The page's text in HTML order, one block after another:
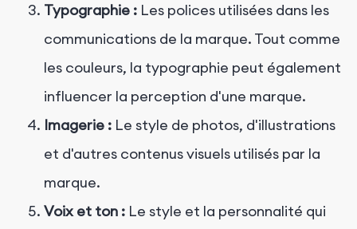
Typographie : Les polices utilisées dans les
communications de la marque. Tout comme
les couleurs, la typographie peut également
influencer la perception d'une marque.
Imagerie : Le style de photos, d'illustrations
et d'autres contenus visuels utilisés par la
marque.
Voix et ton : Le style et la personnalité qui